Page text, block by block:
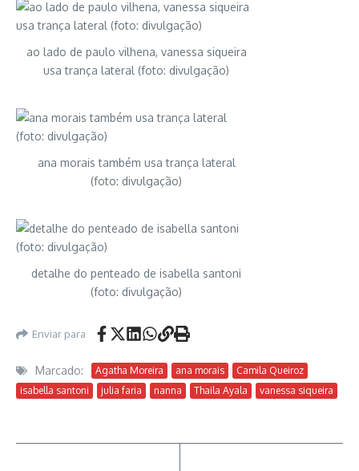
ao lado de paulo vilhena, vanessa siqueira
usa trança lateral (foto: divulgação)
ana morais também usa trança lateral
(foto: divulgação)
detalhe do penteado de isabella santoni
(foto: divulgação)
Enviar para
Marcado: Agatha Moreira ana morais
Camila Queiroz
isabella santoni
julia faria nanna Thaila Ayala vanessa siqueira